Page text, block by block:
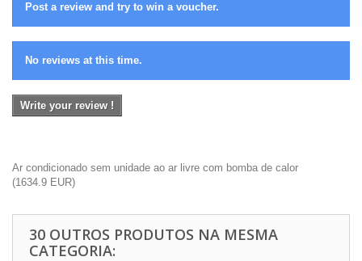
Post a review and try to win a voucher.
No reviews at this time.
Write your review !
Ar condicionado sem unidade ao ar livre com bomba de calor
(1634.9 EUR)
30 OUTROS PRODUTOS NA MESMA
CATEGORIA: